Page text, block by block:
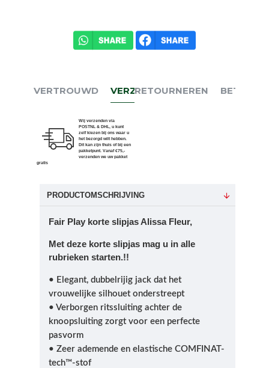
VERTROUWD VERZENDEN
Wij verzenden via
POSTNL & DHL, u kunt
zelf kiezen bij ons waar u
het bezorgd wilt hebben.
Dit kan zijn thuis of bij een
pakketpunt. Vanaf €75,-
verzenden we uw pakket
gratis
RETOURNEREN BETALEN
PRODUCTOMSCHRIJVING
Fair Play korte slipjas Alissa Fleur,
Met deze korte slipjas mag u in alle
rubrieken starten.!!
• Elegant, dubbelrijig jack dat het
vrouwelijke silhouet onderstreept
• Verborgen ritssluiting achter de
knoopsluiting zorgt voor een perfecte
pasvorm
• Zeer ademende en elastische COMFINAT-
tech™-stof